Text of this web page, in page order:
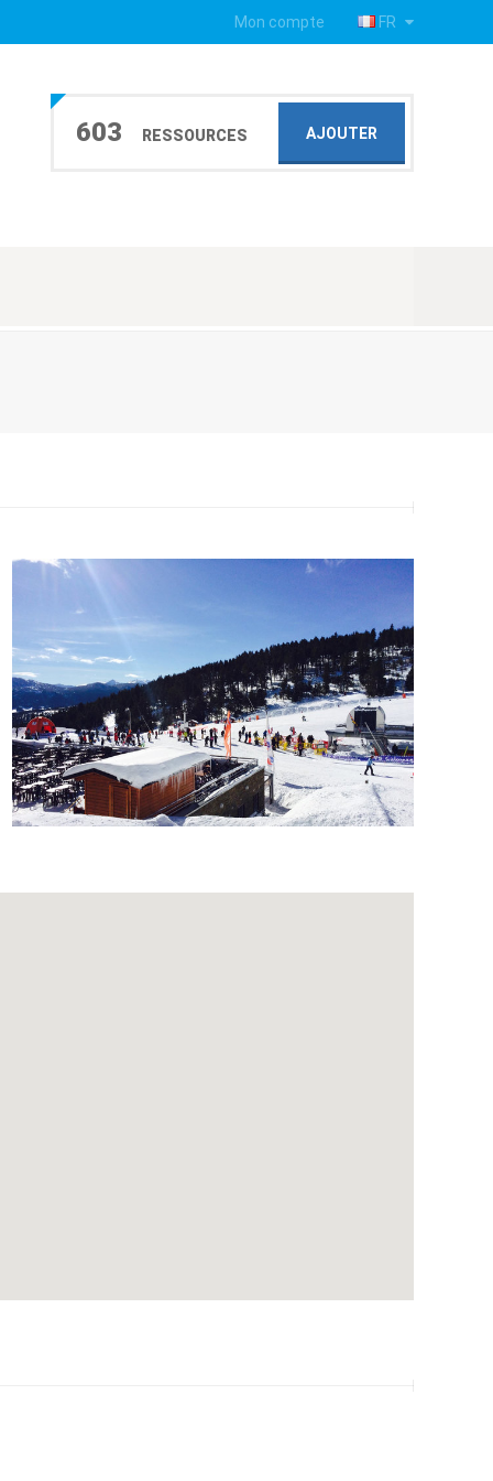
FR
Mon compte
603 RESSOURCES AJOUTER